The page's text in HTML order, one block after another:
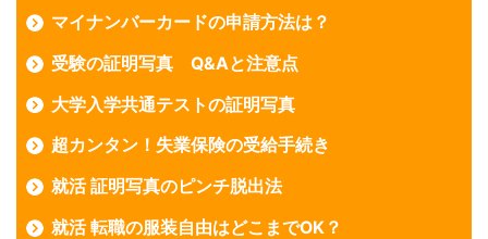
マイナンバーカードの申請方法は？
受験の証明写真 Q&Aと注意点
大学入学共通テストの証明写真
超カンタン！失業保険の受給手続き
就活 証明写真のピンチ脱出法
就活 転職の服装自由はどこまでOK？